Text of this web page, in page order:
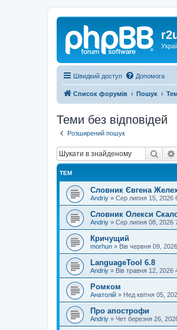
Швидкий доступ Допомога
Список форумів Пошук
Теми без відповідей
Розширений пошук
ТЕМ
Словник Євгена
Andriy » Сер липня 15, 2026
Словник Олекси
Andriy » Сер липня 08, 2026
Кричущий
morhun » Вів червня 09,
LanguageTool 6.8
Andriy » Вів травня 12, 2026
Ромком
Анатолій » Нед квітня 05,
Про апострофи
Andriy » Чет березня 26,